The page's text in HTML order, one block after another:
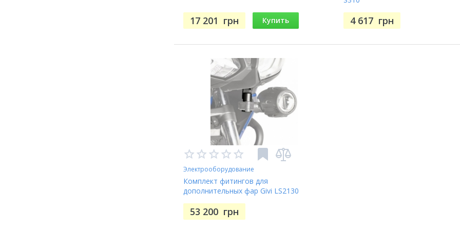
17 201 грн Купить 4 617 грн
Электрооборудование
Комплект фитингов для
дополнительных фар Givi LS2130
53 200 грн